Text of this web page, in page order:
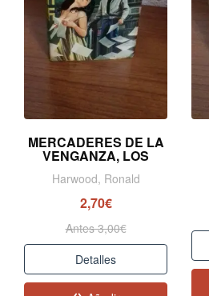
MERCADERES DE LA
VENGANZA, LOS
Harwood, Ronald
2,70€
Antes 3,00€
Detalles